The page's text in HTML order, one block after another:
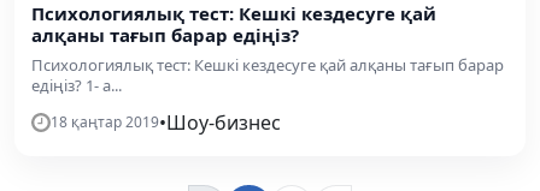
Психологиялық тест: Кешкі кездесуге қай
алқаны тағып барар едіңіз?
Психологиялық тест: Кешкі кездесуге қай алқаны тағып барар
едіңіз? 1- а...
18 қаңтар 2019•Шоу-бизнес